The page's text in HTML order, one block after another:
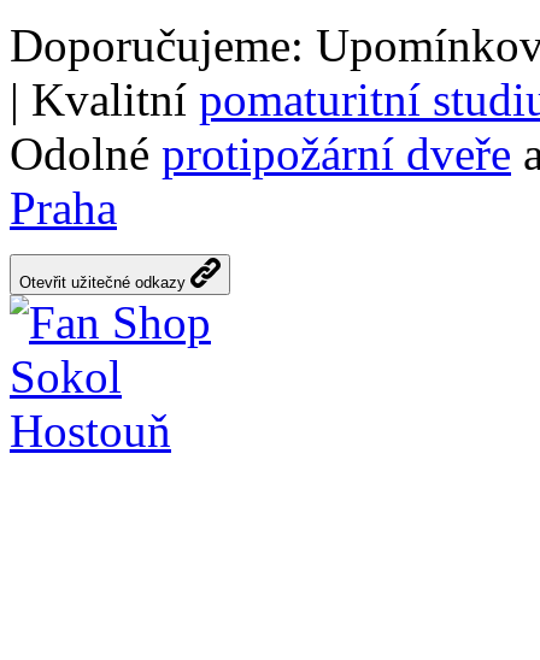
Doporučujeme:
| Kvalitní pomaturitní
Odolné protipožární dveře
Praha
Otevřit užitečné odkazy